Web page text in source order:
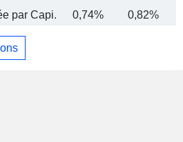
par Capi.
0,74% 0,82%